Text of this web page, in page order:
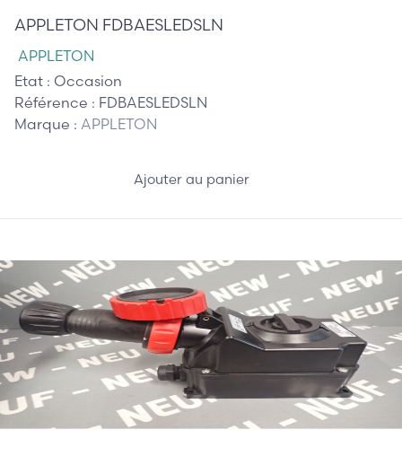
APPLETON FDBAESLEDSLN
APPLETON
Etat : Occasion
Référence : FDBAESLEDSLN
Marque : APPLETON
Ajouter au panier